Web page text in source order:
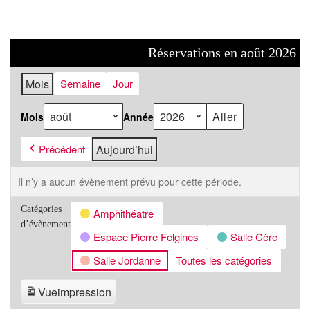
Réservations en août 2026
Mois Semaine Jour
Mois Année
Précédent Aujourd’hui
Il n’y a aucun évènement prévu pour cette période.
Catégories
d’évènement
Amphithéatre
Espace Pierre Felgines
Salle Cère
Salle Jordanne
Toutes les catégories
Vueimpression